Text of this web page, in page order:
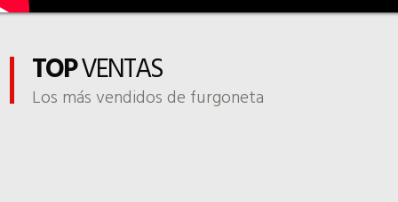
TOPVENTAS
Los más vendidos de furgoneta